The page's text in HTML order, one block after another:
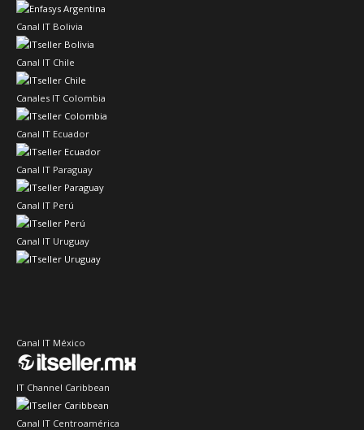
Canal IT Bolivia
Canal IT Chile
Canales IT Colombia
Canal IT Ecuador
Canal IT Paraguay
Canal IT Perú
Canal IT Uruguay
Canal IT México
IT Channel Caribbean
Canal IT Centroamérica